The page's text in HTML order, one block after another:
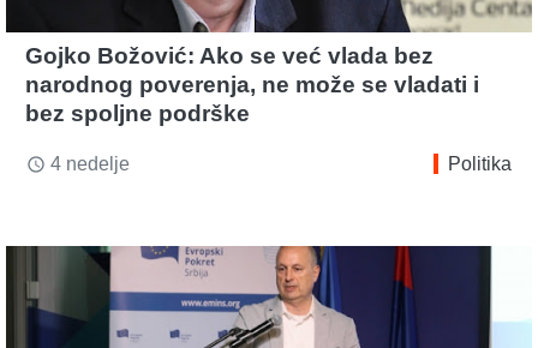
Gojko Božović: Ako se već vlada bez
narodnog poverenja, ne može se vladati i
bez spoljne podrške
access_time 4 nedelje Politika